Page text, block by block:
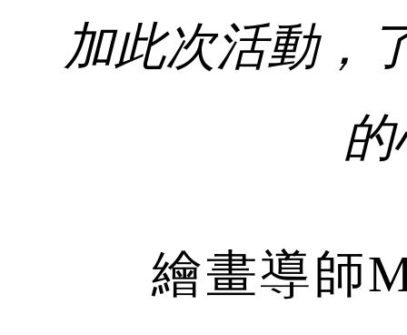
加此次活動，
繪畫導師